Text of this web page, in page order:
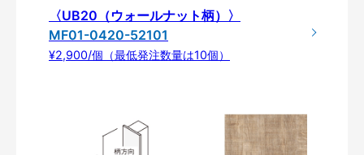
〈UB20（ウォールナット柄）〉
MF01-0420-52101
¥2,900/個（最低発注数量は10個）